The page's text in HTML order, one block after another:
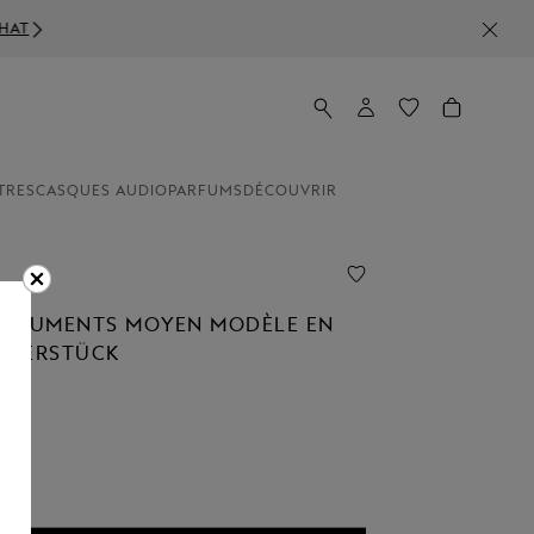
CASQUES AUDIO PARFUMS DÉCOUVRIR
MOYEN MODÈLE EN